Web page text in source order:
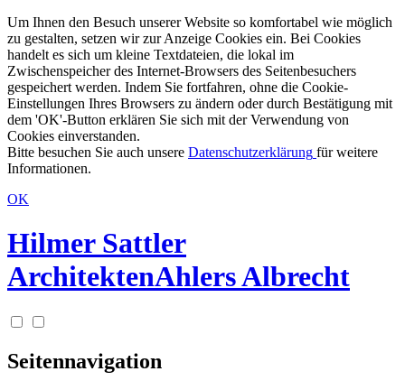
Um Ihnen den Besuch unserer Website so komfortabel wie möglich
zu gestalten, setzen wir zur Anzeige Cookies ein. Bei Cookies
handelt es sich um kleine Textdateien, die lokal im
Zwischenspeicher des Internet-Browsers des Seitenbesuchers
gespeichert werden. Indem Sie fortfahren, ohne die Cookie-
Einstellungen Ihres Browsers zu ändern oder durch Bestätigung mit
dem 'OK'-Button erklären Sie sich mit der Verwendung von
Cookies einverstanden.
Bitte besuchen Sie auch unsere Datenschutzerklärung für weitere
Informationen.
OK
Hilmer Sattler
ArchitektenAhlers Albrecht
Seitennavigation